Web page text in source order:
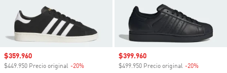
Precio de venta
$359.960
$449.950 Precio original -20%
Precio de venta
$399.960
$499.950 Precio original -20%